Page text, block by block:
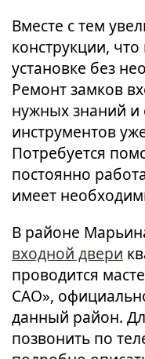
Вместе с тем
конструкции, что
установке без
Ремонт замков
нужных знаний
инструментов
Потребуется
постоянно
имеет
В районе
входной двери
проводится
САО»,
данный район.
позвонить по